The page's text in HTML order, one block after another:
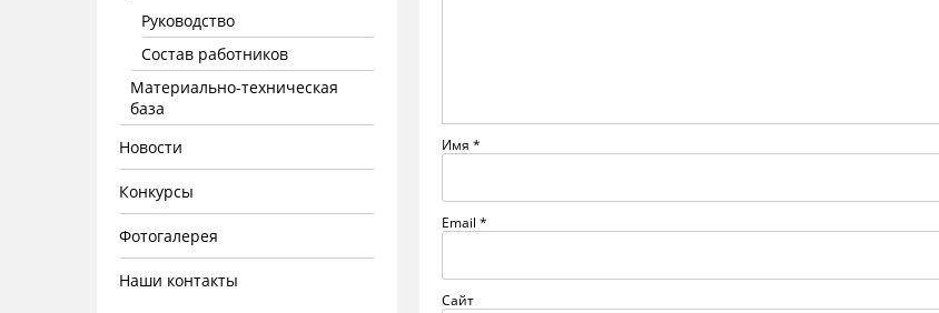
Руководство
Состав работников
Материально-техническая
база
Новости
Конкурсы
Фотогалерея
Наши контакты
Имя *
Email *
Сайт